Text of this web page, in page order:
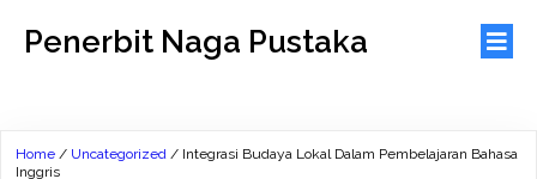
Penerbit Naga Pustaka
Home / Uncategorized / Integrasi Budaya Lokal Dalam Pembelajaran Bahasa
Inggris